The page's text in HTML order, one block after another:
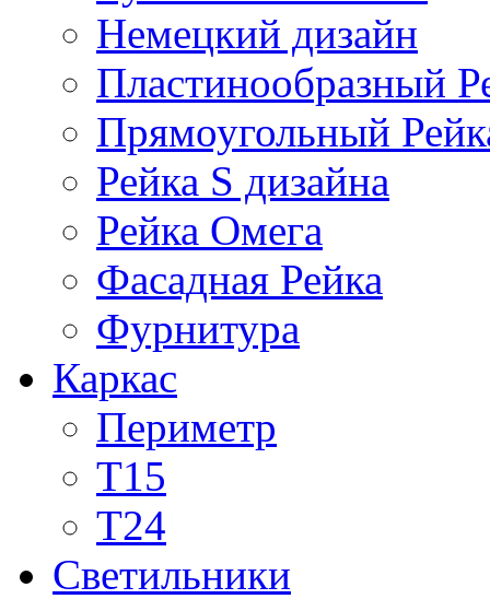
Немецкий дизайн
Пластинообразный
Прямоугольный
Рейка S дизайна
Рейка Омега
Фасадная Рейка
Фурнитура
Каркас
Периметр
Т15
Т24
Светильники